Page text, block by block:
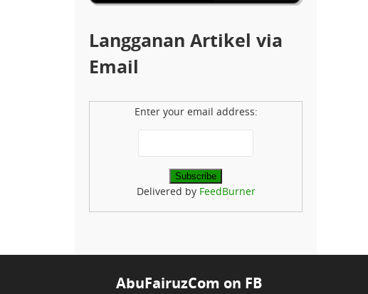
Langganan Artikel via
Email
Enter your email address:
Delivered by FeedBurner
AbuFairuzCom on FB